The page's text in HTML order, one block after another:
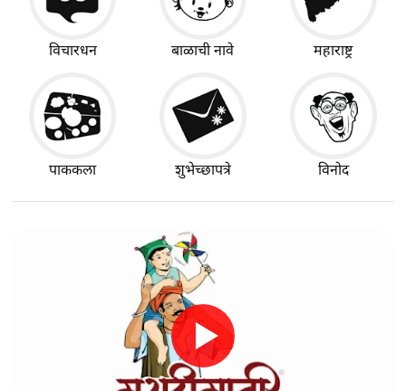
विचारधन बाळाची नावे महाराष्ट्र
पाककला शुभेच्छापत्रे विनोद